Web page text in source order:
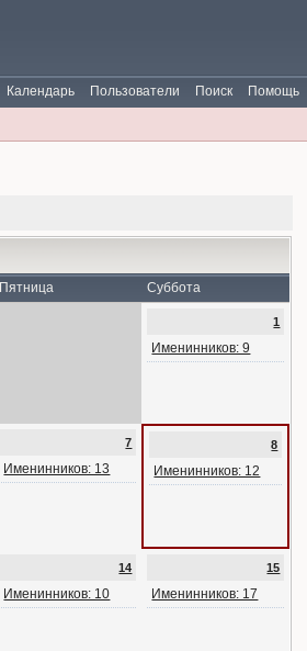
Помощь
Поиск
Пользователи
Календарь
Пятница Суббота
1
Именинников: 9
7
Именинников: 13
8
Именинников: 12
14
Именинников: 10
15
Именинников: 17